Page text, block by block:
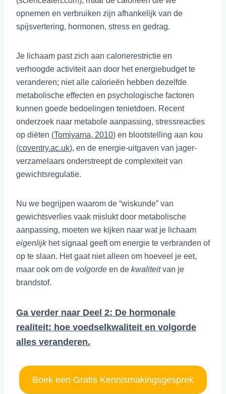
opnemen en verbruiken zijn afhankelijk van de
spijsvertering, hormonen, stress en gedrag.
Je lichaam past zich aan calorierestrictie en
verhoogde activiteit aan door het energiebudget te
veranderen; niet alle calorieën hebben dezelfde
metabolische effecten en psychologische factoren
kunnen goede bedoelingen tenietdoen. Recent
onderzoek naar metabole aanpassing, stressreacties
op diëten (Tomiyama, 2010) en blootstelling aan kou
(coventry.ac.uk), en de energie-uitgaven van jager-
verzamelaars onderstreept de complexiteit van
gewichtsregulatie.
Nu we begrijpen waarom de “wiskunde” van
gewichtsverlies vaak mislukt door metabolische
aanpassing, moeten we kijken naar wat je lichaam
eigenlijkhet signaal geeft om energie te verbranden of
op te slaan. Het gaat niet alleen om hoeveel je eet,
maar ook om de volgorde en de kwaliteitvan je
brandstof.
Ga verder naar Deel 2: De hormonale
realiteit: hoe voedselkwaliteit en volgorde
alles veranderen.
Boek een Gratis Kennismakingsgesprek